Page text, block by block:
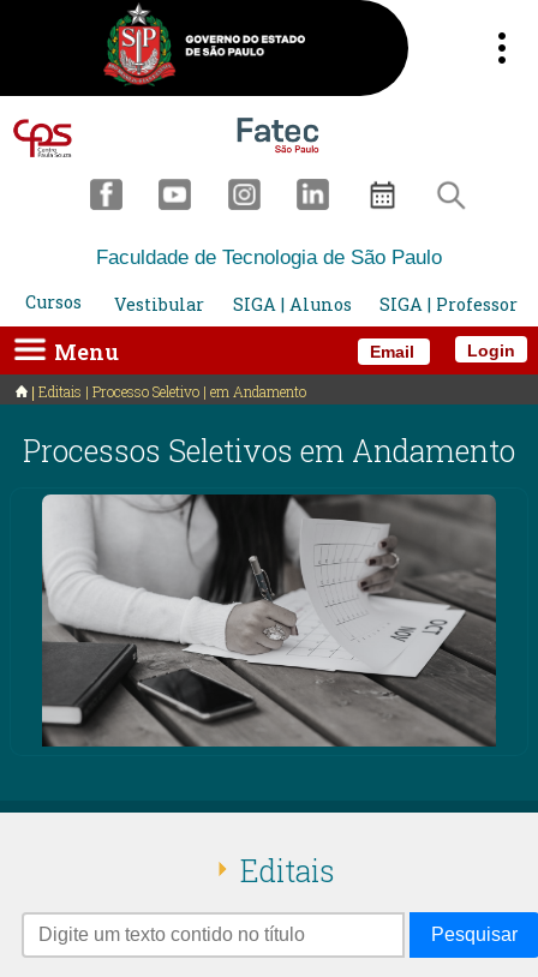
Email
Faculdade de Tecnologia de São Paulo
Cursos
Vestibular SIGA | Alunos SIGA | Professor
Menu Login
Editais | Processo Seletivo | em Andamento
Processos Seletivos em Andamento
Editais
Pesquisar